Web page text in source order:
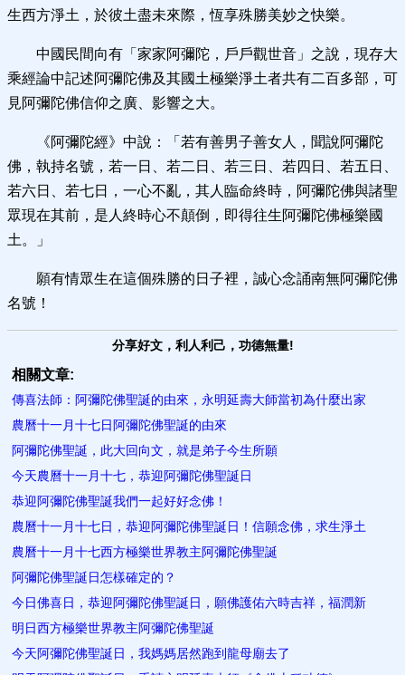
生西方淨土，於彼土盡未來際，恆享殊勝美妙之快樂。
中國民間向有「家家阿彌陀，戶戶觀世音」之說，現存大
乘經論中記述阿彌陀佛及其國土極樂淨土者共有二百多部，可
見阿彌陀佛信仰之廣、影響之大。
《阿彌陀經》中說：「若有善男子善女人，聞說阿彌陀
佛，執持名號，若一日、若二日、若三日、若四日、若五日、
若六日、若七日，一心不亂，其人臨命終時，阿彌陀佛與諸聖
眾現在其前，是人終時心不顛倒，即得往生阿彌陀佛極樂國
土。」
願有情眾生在這個殊勝的日子裡，誠心念誦南無阿彌陀佛
名號！
分享好文，利人利己，功德無量!
相關文章:
傳喜法師：阿彌陀佛聖誕的由來，永明延壽大師當初為什麼出家
農曆十一月十七日阿彌陀佛聖誕的由來
阿彌陀佛聖誕，此大回向文，就是弟子今生所願
今天農曆十一月十七，恭迎阿彌陀佛聖誕日
恭迎阿彌陀佛聖誕我們一起好好念佛！
農曆十一月十七日，恭迎阿彌陀佛聖誕日！信願念佛，求生淨土
農曆十一月十七西方極樂世界教主阿彌陀佛聖誕
阿彌陀佛聖誕日怎樣確定的？
今日佛喜日，恭迎阿彌陀佛聖誕日，願佛護佑六時吉祥，福潤新
明日西方極樂世界教主阿彌陀佛聖誕
今天阿彌陀佛聖誕日，我媽媽居然跑到龍母廟去了